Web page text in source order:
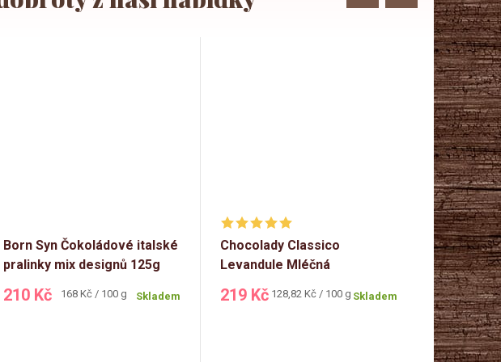
Born Syn Čokoládové italské
pralinky mix designů 125g
210 Kč
Měrná
168 Kč / 100 g Skladem
Chocolady Classico
Levandule Mléčná
219 Kč Měrná
128,82 Kč / 100 g Skladem
Bolci
hořkých
338 Kč